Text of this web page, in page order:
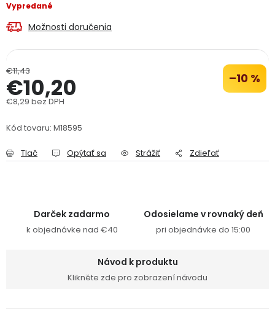
Reklamačný formulár
Obchodné podmienky Reklamačný poriadok
Podmienky ochrany osobných údajov
Přihlášení
Vypredané
Možnosti doručenia
€11,43 –10 %
€10,20
€8,29 bez DPH
Kód tovaru: M18595
Tlač Opýtať sa Strážiť Zdieľať
Darček zadarmo
k objednávke nad €40
Odosielame v rovnaký deň
pri objednávke do 15:00
Návod k produktu
Klikněte zde pro zobrazení návodu